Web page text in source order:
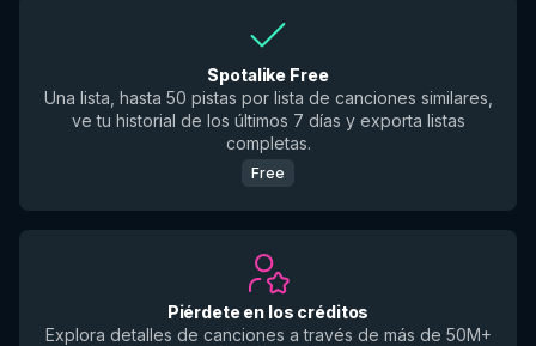
Spotalike Free
Una lista, hasta 50 pistas por lista de canciones similares,
ve tu historial de los últimos 7 días y exporta listas
completas.
Free
Piérdete en los créditos
Explora detalles de canciones a través de más de 50M+